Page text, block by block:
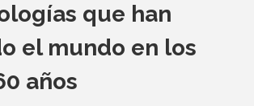
que han
el mundo en los
años